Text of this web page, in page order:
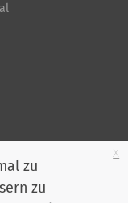
x
zu
zuBluesky